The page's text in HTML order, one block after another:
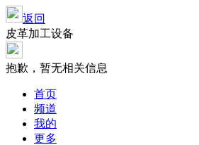
返回
皮革加工设备
抱歉，暂无相关信息
首页
频道
我的
更多